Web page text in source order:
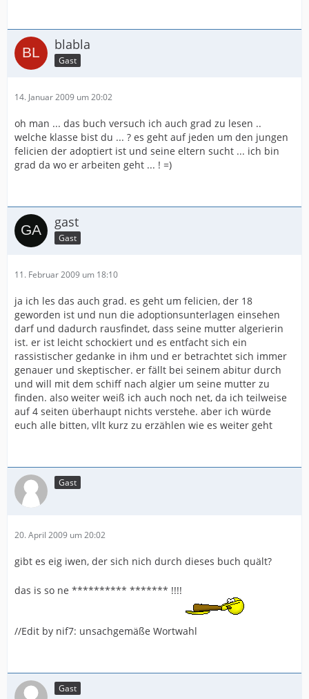
blabla
Gast
14. Januar 2009 um 20:02
oh man ... das buch versuch ich auch grad zu lesen ..
welche klasse bist du ... ? es geht auf jeden um den jungen
felicien der adoptiert ist und seine eltern sucht ... ich bin
grad da wo er arbeiten geht ... ! =)
gast
Gast
11. Februar 2009 um 18:10
ja ich les das auch grad. es geht um felicien, der 18
geworden ist und nun die adoptionsunterlagen einsehen
darf und dadurch rausfindet, dass seine mutter algerierin
ist. er ist leicht schockiert und es entfacht sich ein
rassistischer gedanke in ihm und er betrachtet sich immer
genauer und skeptischer. er fällt bei seinem abitur durch
und will mit dem schiff nach algier um seine mutter zu
finden. also weiter weiß ich auch noch net, da ich teilweise
auf 4 seiten überhaupt nichts verstehe. aber ich würde
euch alle bitten, vllt kurz zu erzählen wie es weiter geht
Gast
20. April 2009 um 20:02
gibt es eig iwen, der sich nich durch dieses buch quält?
das is so ne ********** ******* !!!!
//Edit by nif7: unsachgemäße Wortwahl
Gast